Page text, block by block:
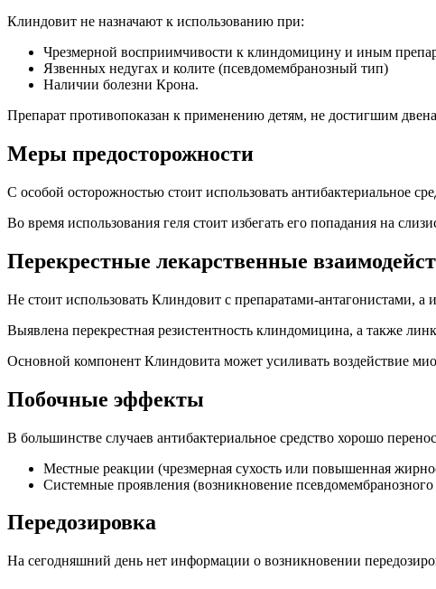
Клиндовит не назначают к использованию при:
Чрезмерной восприимчивости к клиндомицину и иным
Язвенных недугах и колите (псевдомембранозный тип)
Наличии болезни Крона.
Препарат противопоказан к применению детям, не достигшим
Меры предосторожности
С особой осторожностью стоит использовать антибактериальное
Во время использования геля стоит избегать его попадания на
Перекрестные лекарственные
Не стоит использовать Клиндовит с препаратами-
Выявлена перекрестная резистентность клиндомицина, а также
Основной компонент Клиндовита может усиливать воздействие
Побочные эффекты
В большинстве случаев антибактериальное средство хорошо
Местные реакции (чрезмерная сухость или повышенная
Системные проявления (возникновение псевдомембранозного
Передозировка
На сегодняшний день нет информации о возникновении